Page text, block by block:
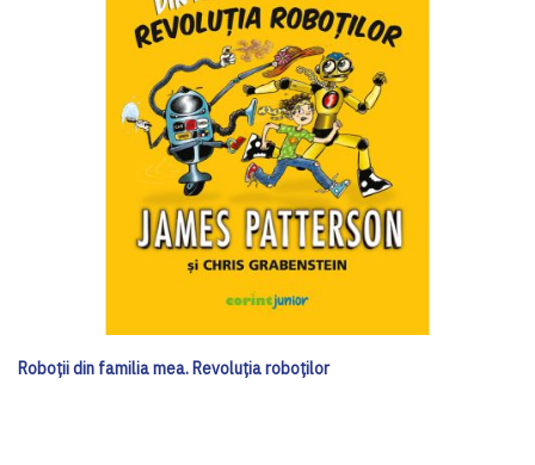
Roboții din familia mea. Revoluția roboților